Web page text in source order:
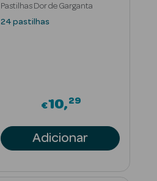
Pastilhas Dor de Garganta
24 pastilhas
€10 29
Adicionar